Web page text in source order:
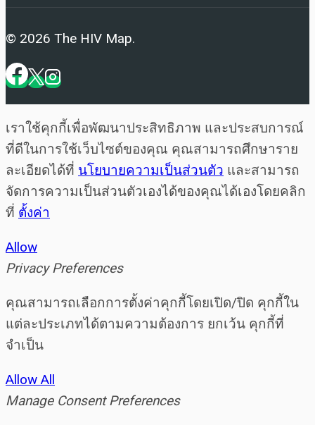
© 2026 The HIV Map.
เราใช้คุกกี้เพื่อพัฒนาประสิทธิภาพ และประสบการณ์
ที่ดีในการใช้เว็บไซต์ของคุณ คุณสามารถศึกษาราย
ละเอียดได้ที่ นโยบายความเป็นส่วนตัว และสามารถ
จัดการความเป็นส่วนตัวเองได้ของคุณได้เองโดยคลิก
ที่ ตั้งค่า
Allow
Privacy Preferences
คุณสามารถเลือกการตั้งค่าคุกกี้โดยเปิด/ปิด คุกกี้ใน
แต่ละประเภทได้ตามความต้องการ ยกเว้น คุกกี้ที่
จำเป็น
Allow All
Manage Consent Preferences